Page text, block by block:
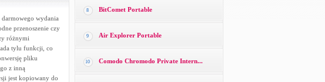
darmowego wydania
przenoszenie czy
różnymi
tylu funkcji, co
pliku
z inną
jest kopiowany do
8 BitComet Portable
9 Air Explorer Portable
10 Comodo Chromodo Private Intern...